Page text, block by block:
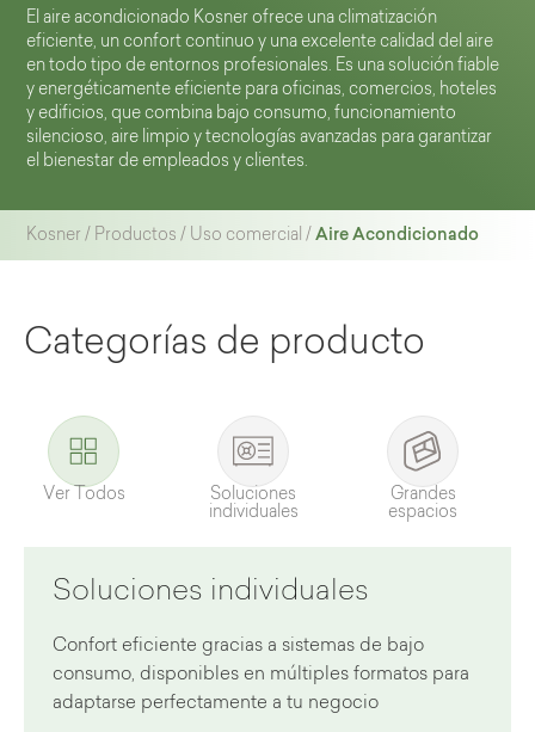
El aire acondicionado Kosner ofrece una climatización
eficiente, un confort continuo y una excelente calidad del aire
en todo tipo de entornos profesionales. Es una solución fiable
y energéticamente eficiente para oficinas, comercios, hoteles
y edificios, que combina bajo consumo, funcionamiento
silencioso, aire limpio y tecnologías avanzadas para garantizar
el bienestar de empleados y clientes.
Kosner / Productos / Uso comercial /Aire Acondicionado
Categorías de producto
Ver Todos
Soluciones
individuales
Grandes
espacios
Soluciones individuales
Confort eficiente gracias a sistemas de bajo
consumo, disponibles en múltiples formatos para
adaptarse perfectamente a tu negocio